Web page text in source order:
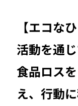
【エコな
活動を通
食品ロス
え、行動